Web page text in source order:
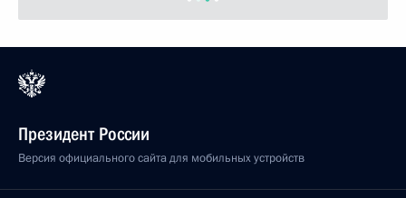
5 декабря 2007 года, 14:45
Владимир Путин подписал Федеральный закон
Федерации»
5 декабря 2007 года, 14:42